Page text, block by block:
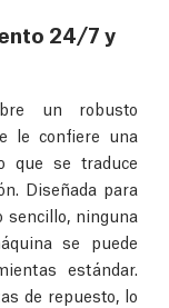
24/7 y
un robusto
le confiere una
que se traduce
Diseñada para
ninguna
se puede
estándar.
de repuesto, lo